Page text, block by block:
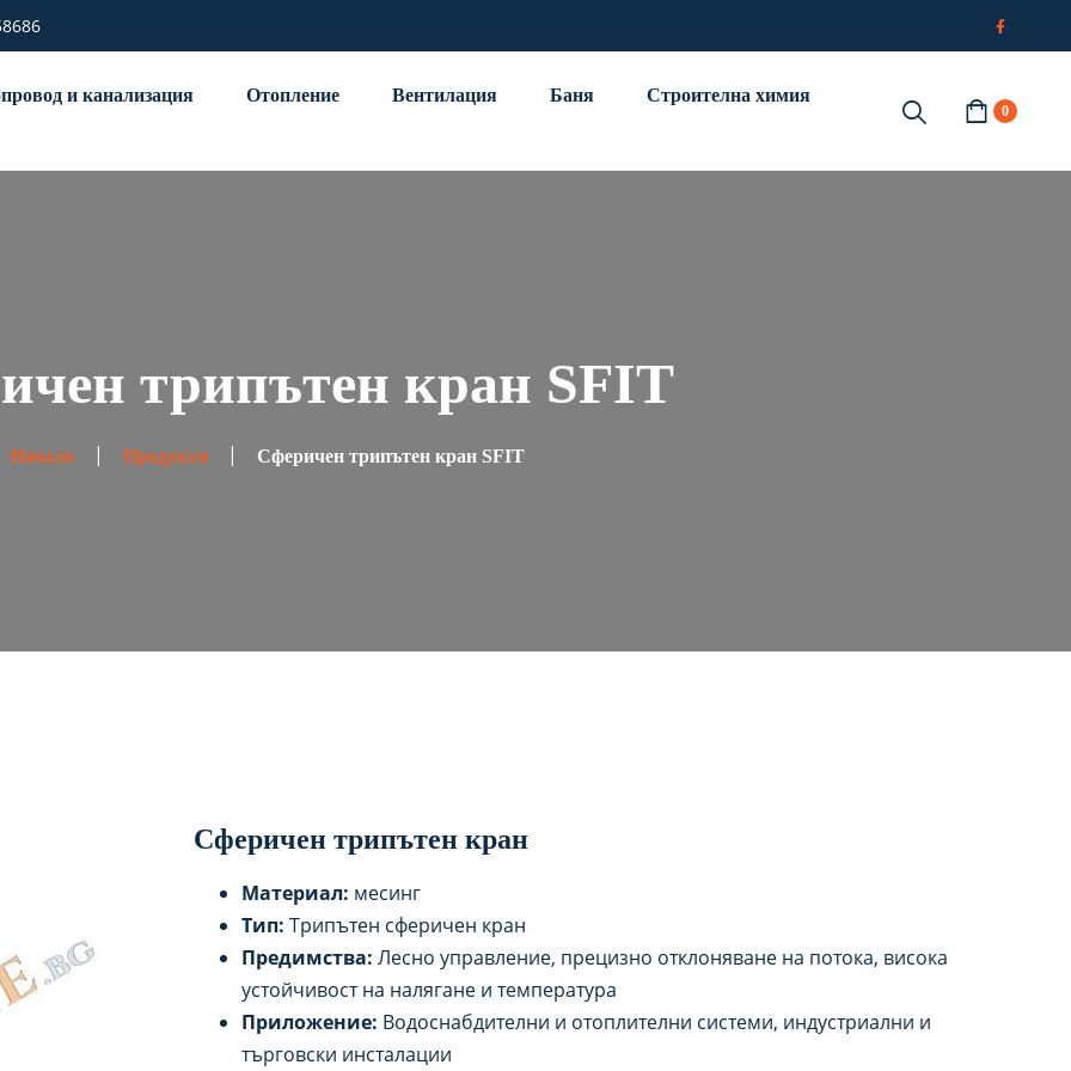
и канализация Отопление Вентилация Баня Строителна химия
0
трипътен кран SFIT
Начало Продукти Сферичен трипътен кран SFIT
Сферичен трипътен кран
Материал: месинг
Тип: Трипътен сферичен кран
Предимства: Лесно управление, прецизно отклоняване на потока, висока
устойчивост на налягане и температура
Приложение: Водоснабдителни и отоплителни системи, индустриални и
търговски инсталации